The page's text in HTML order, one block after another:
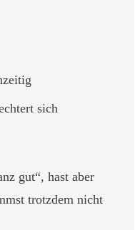
sich
gut“, hast aber
trotzdem nicht